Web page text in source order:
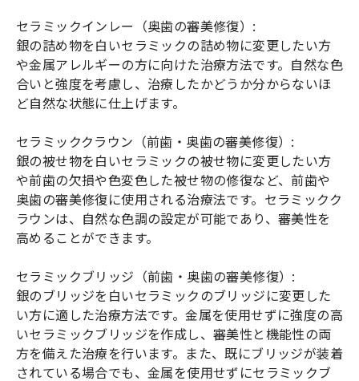
セラミックインレー（奥歯の審美修復）:
銀の詰め物を白いセラミックの詰め物に変更したい方
や金属アレルギーの方に向けた治療方法です。自然な色
合いと強度を考慮し、治療したかどうか分からないほ
ど自然な状態に仕上げます。
セラミッククラウン（前歯・奥歯の審美修復）:
銀の被せ物を白いセラミックの被せ物に変更したい方
や前歯の欠損や色変色した被せ物の修復など、前歯や
奥歯の審美修復に使用される治療法です。セラミックク
ラウンは、自然な色調の設定が可能であり、審美性を
高めることができます。
セラミックブリッジ（前歯・奥歯の審美修復）:
銀のブリッジを白いセラミックのブリッジに変更した
い方に適した治療方法です。金属を使用せずに強度の高
いセラミックブリッジを作成し、審美性と機能性の両
方を備えた治療を行います。また、既にブリッジが装着
されている場合でも、金属を使用せずにセラミックブ